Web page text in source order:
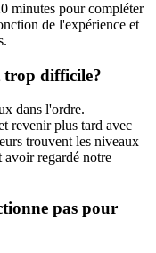
minutes pour compléter
de l'expérience et
trop difficile?
dans l'ordre.
revenir plus tard avec
trouvent les niveaux
avoir regardé notre
pas pour